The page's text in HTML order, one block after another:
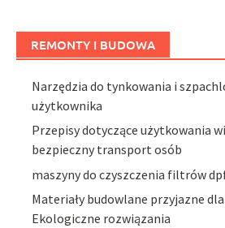
REMONTY I BUDOWA
Narzędzia do tynkowania i
użytkownika
Przepisy dotyczące użytkowania
bezpieczny transport osób
maszyny do czyszczenia filtrów
Materiały budowlane przyjazne
Ekologiczne rozwiązania